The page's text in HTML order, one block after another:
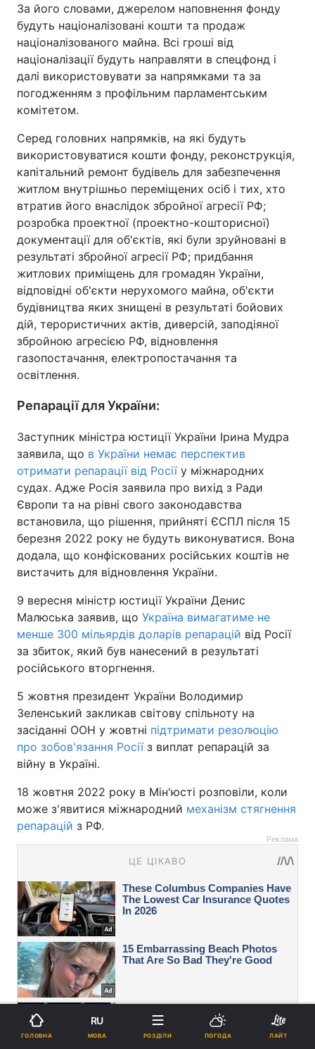
За його словами, джерелом наповнення фонду
будуть націоналізовані кошти та продаж
націоналізованого майна. Всі гроші від
націоналізації будуть направляти в спецфонд і
далі використовувати за напрямками та за
погодженням з профільним парламентським
комітетом.
Серед головних напрямків, на які будуть
використовуватися кошти фонду, реконструкція,
капітальний ремонт будівель для забезпечення
житлом внутрішньо переміщених осіб і тих, хто
втратив його внаслідок збройної агресії РФ;
розробка проектної (проектно-кошторисної)
документації для об'єктів, які були зруйновані в
результаті збройної агресії РФ; придбання
житлових приміщень для громадян України,
відповідні об'єкти нерухомого майна, об'єкти
будівництва яких знищені в результаті бойових
дій, терористичних актів, диверсій, заподіяної
збройною агресією РФ, відновлення
газопостачання, електропостачання та
освітлення.
Репарації для України:
Заступник міністра юстиції України Ірина Мудра
заявила, що в України немає перспектив
отримати репарації від Росіїу міжнародних
судах. Адже Росія заявила про вихід з Ради
Європи та на рівні свого законодавства
встановила, що рішення, прийняті ЄСПЛ після 15
березня 2022 року не будуть виконуватися. Вона
додала, що конфіскованих російських коштів не
вистачить для відновлення України.
9 вересня міністр юстиції України Денис
Малюська заявив, що Україна вимагатиме не
менше 300 мільярдів доларів репарацій від Росії
за збиток, який був нанесений в результаті
російського вторгнення.
5 жовтня президент України Володимир
Зеленський закликав світову спільноту на
засіданні ООН у жовтні підтримати резолюцію
про зобов'язання Росіїз виплат репарацій за
війну в Україні.
18 жовтня 2022 року в Мін'юсті розповіли, коли
може з'явитися міжнародний механізм стягнення
репарацій з РФ.
Реклама
ГОЛОВНА
RU
МОВА РОЗДІЛИ ПОГОДА ЛАЙТ